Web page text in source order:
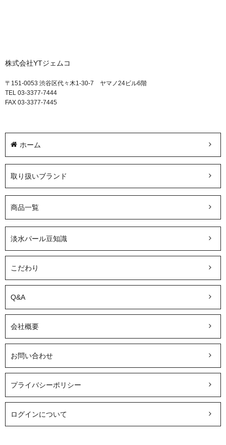
株式会社YTジェムコ
〒151-0053 渋谷区代々木1-30-7 ヤマノ24ビル6階
TEL 03-3377-7444
FAX 03-3377-7445
ホーム
取り扱いブランド
商品一覧
淡水パール豆知識
こだわり
Q&A
会社概要
お問い合わせ
プライバシーポリシー
ログインについて